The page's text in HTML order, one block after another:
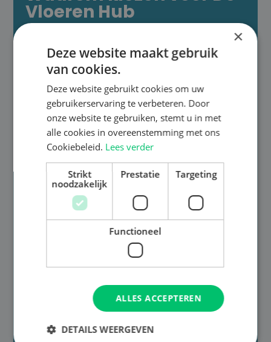
Vloeren Hub
×
Deze website maakt gebruik
van cookies.
Deze website gebruikt cookies om uw
gebruikerservaring te verbeteren. Door
onze website te gebruiken, stemt u in met
alle cookies in overeenstemming met ons
Cookiebeleid. Lees verder
Strikt
noodzakelijk
Prestatie Targeting
Functioneel
ALLES ACCEPTEREN
DETAILS WEERGEVEN